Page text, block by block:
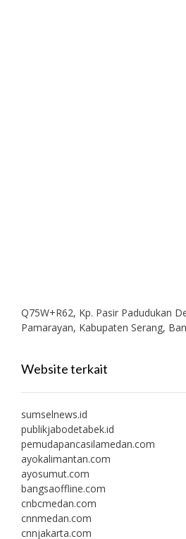
Q75W+R62, Kp. Pasir Padudukan
Pamarayan, Kabupaten Serang,
Website terkait
sumselnews.id
publikjabodetabek.id
pemudapancasilamedan.com
ayokalimantan.com
ayosumut.com
bangsaoffline.com
cnbcmedan.com
cnnmedan.com
cnnjakarta.com